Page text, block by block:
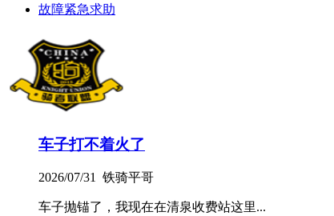
故障紧急求助
车子打不着火了
2026/07/31 铁骑平哥
车子抛锚了，我现在在清泉收费站这里...